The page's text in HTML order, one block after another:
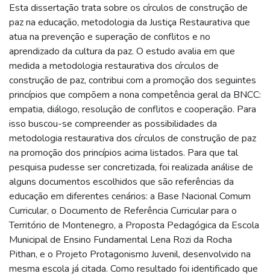
Esta dissertação trata sobre os círculos de construção de
paz na educação, metodologia da Justiça Restaurativa que
atua na prevenção e superação de conflitos e no
aprendizado da cultura da paz. O estudo avalia em que
medida a metodologia restaurativa dos círculos de
construção de paz, contribui com a promoção dos seguintes
princípios que compõem a nona competência geral da BNCC:
empatia, diálogo, resolução de conflitos e cooperação. Para
isso buscou-se compreender as possibilidades da
metodologia restaurativa dos círculos de construção de paz
na promoção dos princípios acima listados. Para que tal
pesquisa pudesse ser concretizada, foi realizada análise de
alguns documentos escolhidos que são referências da
educação em diferentes cenários: a Base Nacional Comum
Curricular, o Documento de Referência Curricular para o
Território de Montenegro, a Proposta Pedagógica da Escola
Municipal de Ensino Fundamental Lena Rozi da Rocha
Pithan, e o Projeto Protagonismo Juvenil, desenvolvido na
mesma escola já citada. Como resultado foi identificado que